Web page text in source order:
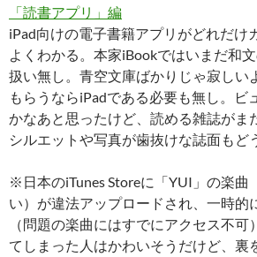
「読書アプリ」編
iPad向けの電子書籍アプリがどれだけ
よくわかる。本家iBookではいまだ和
扱い無し。青空文庫ばかりじゃ寂しい
もらうならiPadである必要も無し。ビ
かなあと思ったけど、読める雑誌がま
シルエットや写真が歯抜けな誌面もど
※日本のiTunes Storeに「YUI」の楽曲
い）が違法アップロードされ、一時的
（問題の楽曲にはすでにアクセス不可
てしまった人はかわいそうだけど、裏